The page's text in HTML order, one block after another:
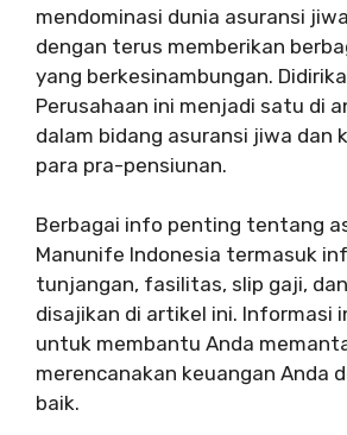
mendominasi dunia asuransi
dengan terus memberikan
yang berkesinambungan.
Perusahaan ini menjadi satu di
dalam bidang asuransi jiwa dan
para pra-pensiunan.
Berbagai info penting tentang
Manunife Indonesia termasuk
tunjangan, fasilitas, slip gaji,
disajikan di artikel ini. Informasi
untuk membantu Anda
merencanakan keuangan Anda
baik.